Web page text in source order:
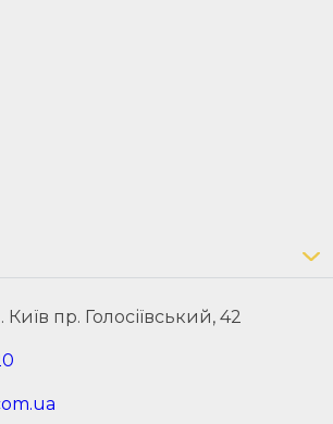
пр. Голосіївський, 42